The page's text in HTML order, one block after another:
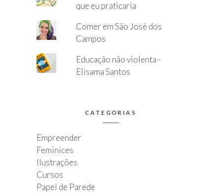
que eu praticaria
Comer em São José dos
Campos
Educação não violenta -
Elisama Santos
CATEGORIAS
Empreender
Feminices
Ilustrações
Cursos
Papel de Parede